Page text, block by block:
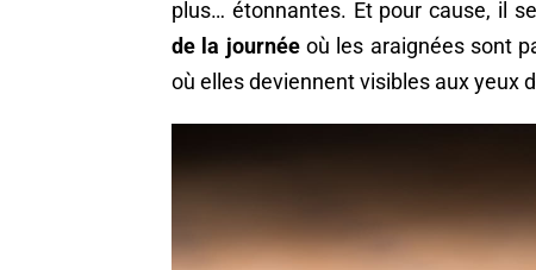
plus… étonnantes. Et pour cause, il
de la journéeoù les araignées sont
où elles deviennent visibles aux yeux